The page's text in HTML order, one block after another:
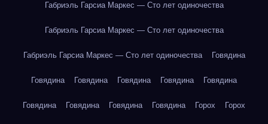
Габриэль Гарсиа Маркес — Сто лет одиночества
Габриэль Гарсиа Маркес — Сто лет одиночества
Габриэль Гарсиа Маркес — Сто лет одиночества Говядина
Говядина Говядина Говядина Говядина Говядина
Говядина Говядина Говядина Говядина Горох Горох